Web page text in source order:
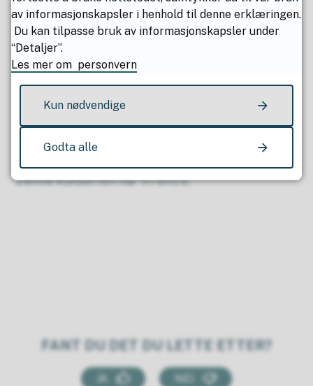
Schumann (1842)
Musikere:
Ragna Rian – Fiolin
Albert Huaide Steinberger – Fiolin
Kaat Schraepen – Bratsj
Igor Patsovskyi – Cello
Srdjana Jovanovic Gouka - Klaver
Denne konserten har fri entré.
FANT DU DET DU LETTE ETTER?
JA NEI
av informasjonskapsler i henhold til denne erklæringen.
Du kan tilpasse bruk av informasjonskapsler under
“Detaljer”.
Les mer om personvern
Kun nødvendige
Godta alle